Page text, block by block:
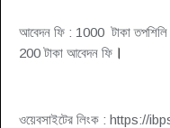
আবেদন ফি : 1000 টাকা তপশিলি
200 টাকা আবেদন ফি ।
ওয়েবসাইটের লিংক : https://